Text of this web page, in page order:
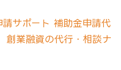
サポート 補助金申請代
創業融資の代行・相談ナ